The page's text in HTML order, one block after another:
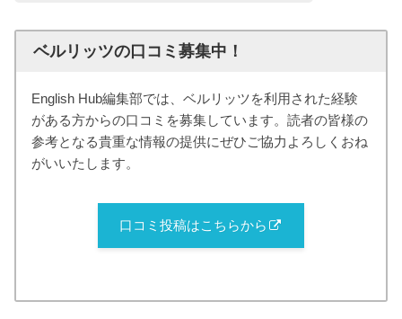
ベルリッツの口コミ募集中！
English Hub編集部では、ベルリッツを利用された経験
がある方からの口コミを募集しています。読者の皆様の
参考となる貴重な情報の提供にぜひご協力よろしくおね
がいいたします。
口コミ投稿はこちらから